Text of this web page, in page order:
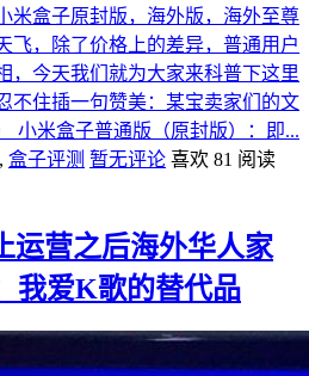
米盒子原封版，海外版，海外至尊
飞，除了价格上的差异，普通用户
，今天我们就为大家来科普下这里
不住插一句赞美：某宝卖家们的文
小米盒子普通版（原封版）：即...
, 盒子评测 暂无评论 喜欢 81 阅读
运营之后海外华人家
我爱K歌的替代品